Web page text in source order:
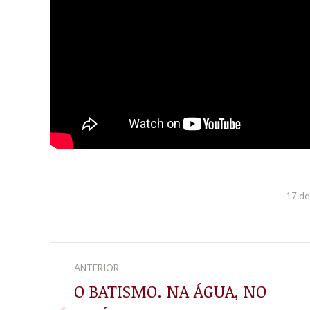
17
NAVEGAÇÃO
DE
ANTERIOR
O BATISMO. NA ÁGUA, NO